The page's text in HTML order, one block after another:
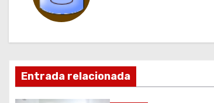
c
iEntrada relacionada